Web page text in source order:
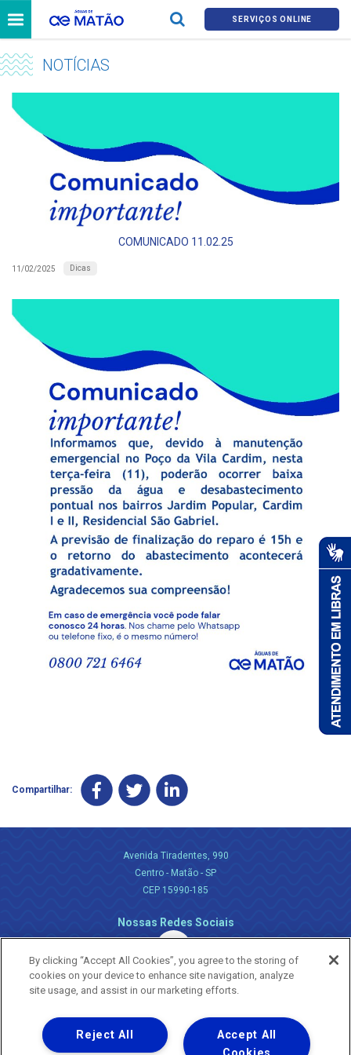
SERVIÇOS ONLINE
NOTÍCIAS
COMUNICADO 11.02.25
11/02/2025 Dicas
Compartilhar:
Avenida Tiradentes, 990
Centro - Matão - SP
CEP 15990-185
Nossas Redes Sociais
Uma empresa
Copyright ® 2026 - Todos os Direitos Reservados.
By clicking “Accept All Cookies”, you agree to the storing of
cookies on your device to enhance site navigation, analyze
site usage, and assist in our marketing efforts.
Accept All
Reject All